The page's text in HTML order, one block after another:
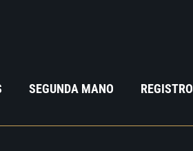
SEGUNDA MANO REGISTRO